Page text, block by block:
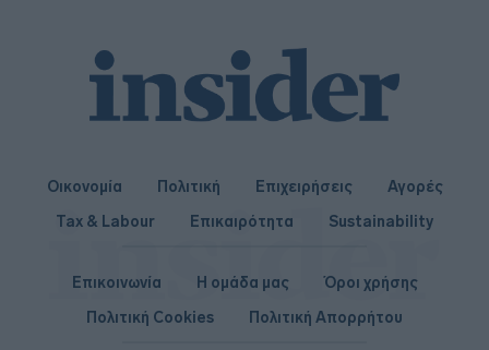
Οικονομία Πολιτική Επιχειρήσεις
Αγορές
Tax & Labour
Επικαιρότητα Sustainability
Επικοινωνία Η ομάδα μας
Όροι χρήσης
Πολιτική Cookies
Πολιτική Απορρήτου